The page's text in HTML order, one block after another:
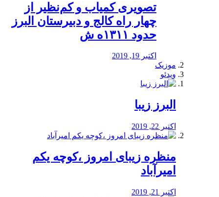
️تصویری کمیاب و کم‌نظیر از
چهار راه كالج و دبيرستان البرز
حدود ۱۳۱۱ه ش
اکتبر 19, 2019
موزیک
ویدئو
البرز زیبا
اکتبر 22, 2019
منظره‌‌ زیبای امروز ،کوچه یکم
امیرآباد
اکتبر 21, 2019